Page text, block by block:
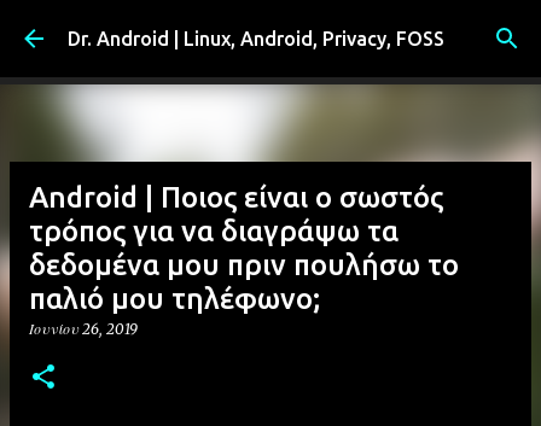
Μετάβαση στο κύριο περιεχόμενο
Dr. Android | Linux, Android, Privacy, FOSS
Android | Ποιος είναι ο σωστός
τρόπος για να διαγράψω τα
δεδομένα μου πριν πουλήσω το
παλιό μου τηλέφωνο;
Ιουνίου 26, 2019